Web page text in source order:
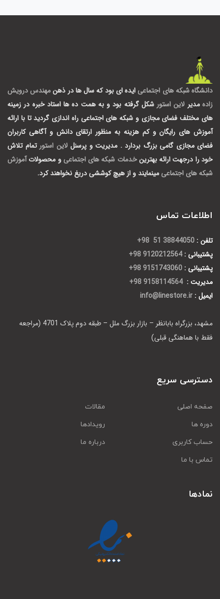
دانشگاه شبکه های اجتماعی ایده ای بود که سال ها در ذهنمهندس درویش
زاده مدیر لاین استور شکل گرفته بود و به همت ده ها استاد خبره در زمینه
های مختلف فضای مجازی و شبکه های اجتماعی راه اندازی گردید تا با ارائه
آموزش های رایگان و کم هزینه به منظور ارتقای دانش و آگاهی کاربران
فضای مجازی گامی بزرگ بردارد . مدیریت و پرسنللاین استور تمام تلاش
خود را درجهت ارائه بهترینخدمات شبکه های اجتماعی و محصولات آموزش
شبکه های اجتماعی مینمایند و از هیچ کوششی دریغ نخواهند کرد.
اطلاعات تماس
تلفن : 38844050 51 98+
پشتیبانی : 9120212564 98+
پشتیبانی : 9151743060 98+
مدیریت : 9158114564 98+
ایمیل : info@linestore.ir
مشهد، بزرگراه بابانظر – بازار بزرگ ملل – طبقه دوم پلاک 4701 (مراجعه
فقط با هماهنگی قبلی)
دسترسی سریع
صفحه اصلی
مقالات
دوره ها
رویدادها
حساب کاربری
درباره ما
تماس با ما
نمادها